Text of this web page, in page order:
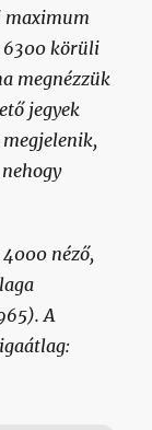
maximum
6300 körüli
megnézzük
jegyek
néző,
A